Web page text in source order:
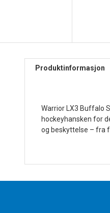
Produktinformasjon
Warrior LX3 Buffalo
hockeyhansken for
og beskyttelse – fra